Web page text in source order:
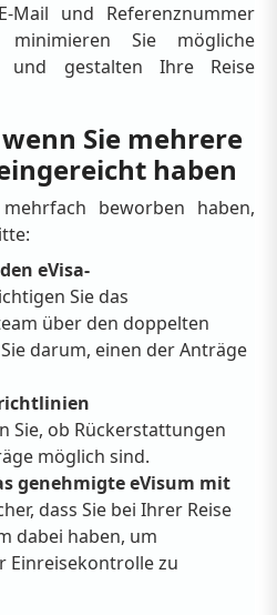
Mail und Referenznummer
minimieren Sie mögliche
und gestalten Ihre Reise
Sie mehrere
haben
beworben haben,
eVisa-
Sie das
über den doppelten
darum, einen der Anträge
Sie, ob Rückerstattungen
möglich sind.
genehmigte eVisum mit
dass Sie bei Ihrer Reise
dabei haben, um
Einreisekontrolle zu